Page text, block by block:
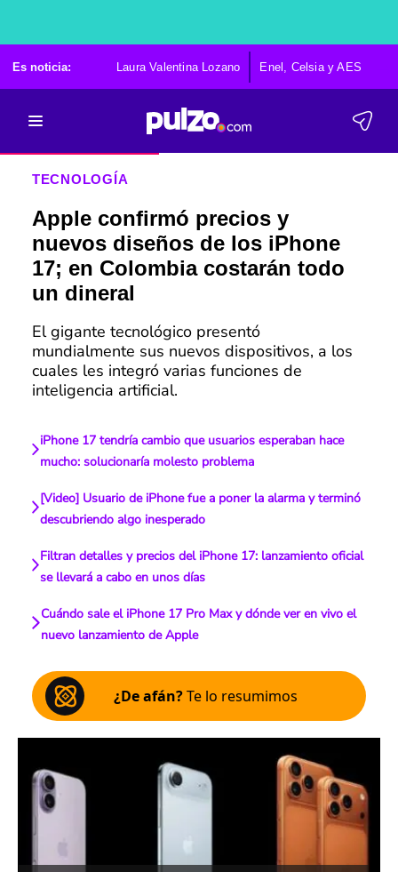
Es noticia: Laura Valentina Lozano Enel, Celsia y AES
TECNOLOGÍA
Apple confirmó precios y
nuevos diseños de los iPhone
17; en Colombia costarán todo
un dineral
El gigante tecnológico presentó
mundialmente sus nuevos dispositivos, a los
cuales les integró varias funciones de
inteligencia artificial.
iPhone 17 tendría cambio que usuarios esperaban hace
mucho: solucionaría molesto problema
[Video] Usuario de iPhone fue a poner la alarma y terminó
descubriendo algo inesperado
Filtran detalles y precios del iPhone 17: lanzamiento oficial
se llevará a cabo en unos días
Cuándo sale el iPhone 17 Pro Max y dónde ver en vivo el
nuevo lanzamiento de Apple
¿De afán?Te lo resumimos